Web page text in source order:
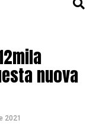
nuova
2021